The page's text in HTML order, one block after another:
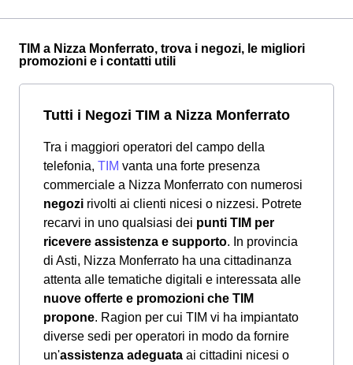
TIM a Nizza Monferrato, trova i negozi, le migliori
promozioni e i contatti utili
Tutti i Negozi TIM a Nizza Monferrato
Tra i maggiori operatori del campo della
telefonia, TIM vanta una forte presenza
commerciale a Nizza Monferrato con numerosi
negozi rivolti ai clienti nicesi o nizzesi. Potrete
recarvi in uno qualsiasi dei punti TIM per
ricevere assistenza e supporto. In provincia
di Asti, Nizza Monferrato ha una cittadinanza
attenta alle tematiche digitali e interessata alle
nuove offerte e promozioni che TIM
propone. Ragion per cui TIM vi ha impiantato
diverse sedi per operatori in modo da fornire
un'assistenza adeguata ai cittadini nicesi o